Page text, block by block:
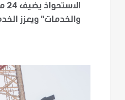
والخدمات" ويعزز